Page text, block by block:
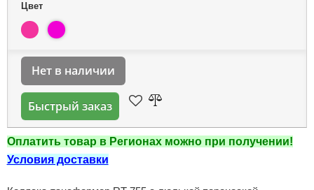
Цвет
Нет в наличии
Быстрый заказ
Оплатить товар в Регионах можно при получении!
Условия доставки